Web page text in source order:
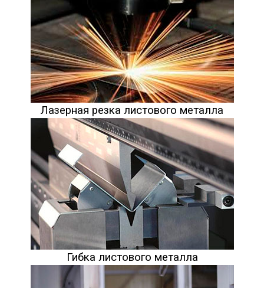
Лазерная резка листового металла
Гибка листового металла